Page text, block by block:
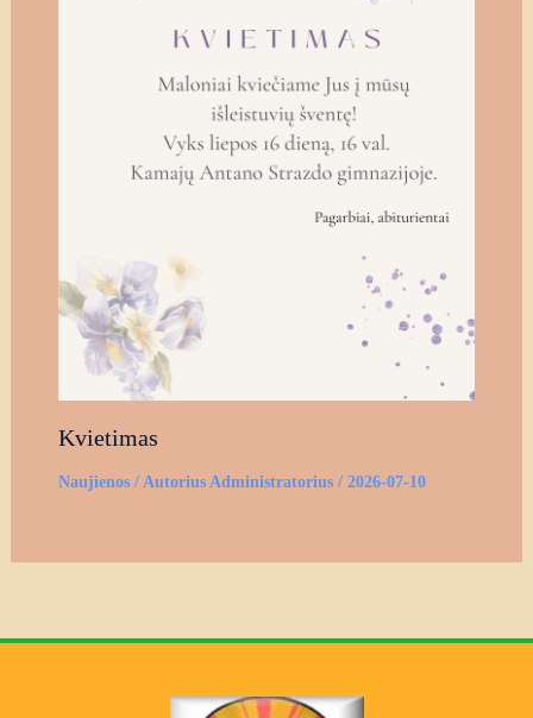
Kvietimas
Naujienos/ Autorius Administratorius / 2026-07-10